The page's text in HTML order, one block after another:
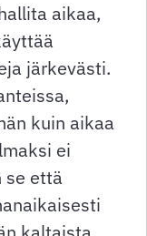
aikaa,
järkevästi.
kuin aikaa
ei
se että